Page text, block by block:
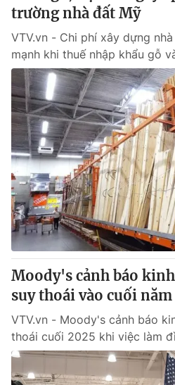
trường nhà đất Mỹ
VTV.vn - Chi phí xây dựng
mạnh khi thuế nhập khẩu gỗ
Moody's cảnh báo
suy thoái vào cuối năm
VTV.vn - Moody's cảnh báo
thoái cuối 2025 khi việc làm